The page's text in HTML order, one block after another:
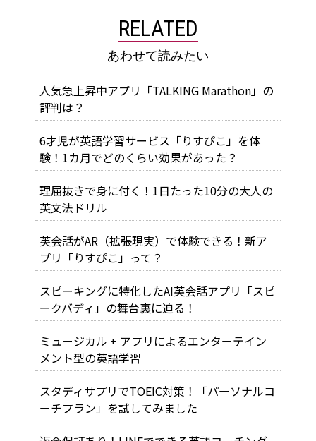
RELATED
あわせて読みたい
人気急上昇中アプリ「TALKING Marathon」の
評判は？
6才児が英語学習サービス「りすぴこ」を体
験！1カ月でどのくらい効果があった？
理屈抜きで身に付く！1日たった10分の大人の
英文法ドリル
英会話がAR（拡張現実）で体験できる！新ア
プリ「りすぴこ」って？
スピーキングに特化したAI英会話アプリ「スピ
ークバディ」の舞台裏に迫る！
ミュージカル + アプリによるエンターテイン
メント型の英語学習
スタディサプリでTOEIC対策！「パーソナルコ
ーチプラン」を試してみました